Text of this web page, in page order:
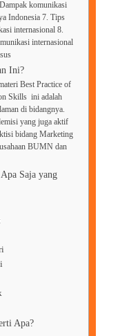
komunikasi
Indonesia 7. Tips
internasional 8.
internasional
Ini?
Best Practice of
Skills ini adalah
di bidangnya.
yang juga aktif
bidang Marketing
BUMN dan
Saja yang
Apa?